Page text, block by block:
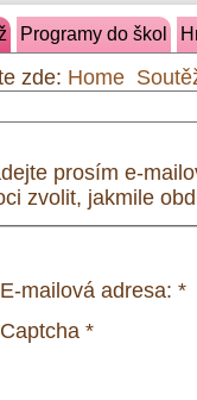
Programy do škol
zde: Home
prosím e-
zvolit, jakmile
E-mailová adresa: *
Captcha *